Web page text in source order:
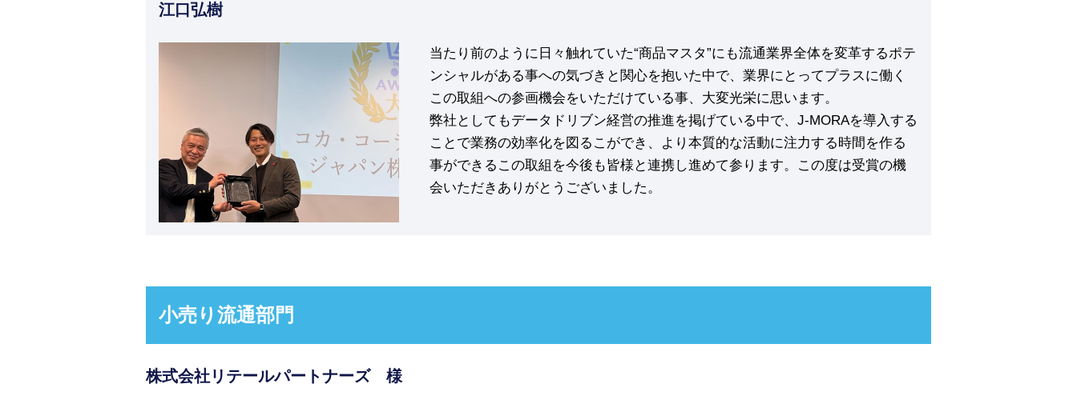
江口弘樹
当たり前のように日々触れていた“商品マスタ”にも流通業界全体を変革するポテ
ンシャルがある事への気づきと関心を抱いた中で、業界にとってプラスに働く
この取組への参画機会をいただけている事、大変光栄に思います。
弊社としてもデータドリブン経営の推進を掲げている中で、J-MORAを導入する
ことで業務の効率化を図るこができ、より本質的な活動に注力する時間を作る
事ができるこの取組を今後も皆様と連携し進めて参ります。この度は受賞の機
会いただきありがとうございました。
小売り流通部門
株式会社リテールパートナーズ 様